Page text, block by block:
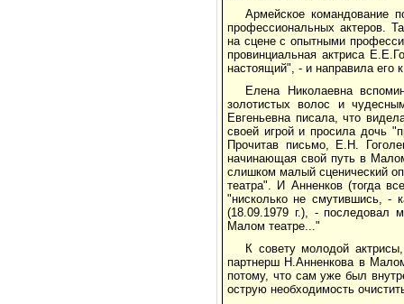
Армейское командование
профессиональных актеров.
на сцене с опытными
провинциальная актриса
настоящий", - и направила его
Елена Николаевна
золотистых волос и
Евгеньевна писала, что
своей игрой и просила дочь
Прочитав письмо, Е.Н.
начинающая свой путь в
слишком малый сценический
театра". И Анненков (тогда
"нисколько не смутившись, -
(18.09.1979 г.), - последовал
Малом театре..."
К совету молодой
партнерш Н.Анненкова в
потому, что сам уже был
острую необходимость